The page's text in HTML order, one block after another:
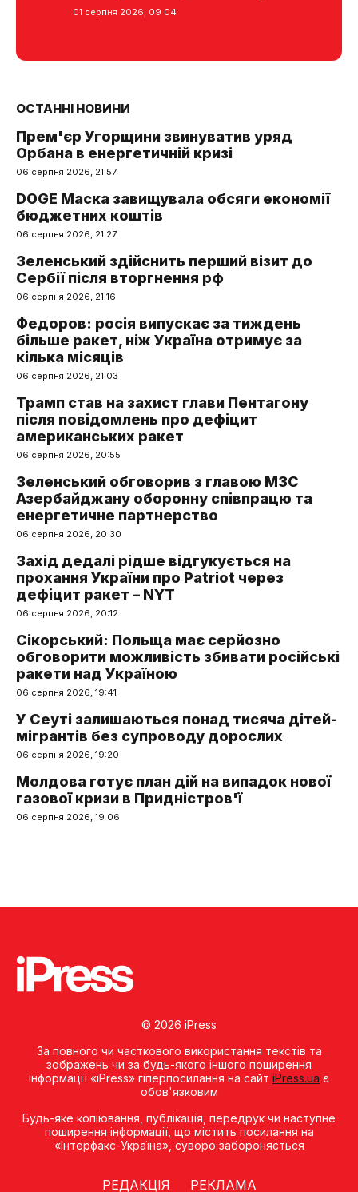
01 серпня 2026, 09:04
ОСТАННІ НОВИНИ
Прем'єр Угорщини звинуватив уряд
Орбана в енергетичній кризі
06 серпня 2026, 21:57
DOGE Маска завищувала обсяги економії
бюджетних коштів
06 серпня 2026, 21:27
Зеленський здійснить перший візит до
Сербії після вторгнення рф
06 серпня 2026, 21:16
Федоров: росія випускає за тиждень
більше ракет, ніж Україна отримує за
кілька місяців
06 серпня 2026, 21:03
Трамп став на захист глави Пентагону
після повідомлень про дефіцит
американських ракет
06 серпня 2026, 20:55
Зеленський обговорив з главою МЗС
Азербайджану оборонну співпрацю та
енергетичне партнерство
06 серпня 2026, 20:30
Захід дедалі рідше відгукується на
прохання України про Patriot через
дефіцит ракет – NYT
06 серпня 2026, 20:12
Сікорський: Польща має серйозно
обговорити можливість збивати російські
ракети над Україною
06 серпня 2026, 19:41
У Сеуті залишаються понад тисяча дітей-
мігрантів без супроводу дорослих
06 серпня 2026, 19:20
Молдова готує план дій на випадок нової
газової кризи в Придністров'ї
06 серпня 2026, 19:06
© 2026 iPress
За повного чи часткового використання текстів та
зображень чи за будь-якого іншого поширення
інформації «iPress» гіперпосилання на сайт iPress.ua є
обов'язковим
Будь-яке копiювання, публiкацiя, передрук чи наступне
поширення iнформацiї, що мiстить посилання на
«Iнтерфакс-Україна», суворо забороняється
РЕДАКЦІЯ РЕКЛАМА